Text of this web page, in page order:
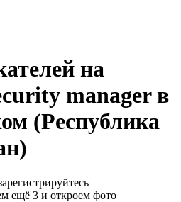
на
manager в
(Республика
ещё 3 и откроем фото